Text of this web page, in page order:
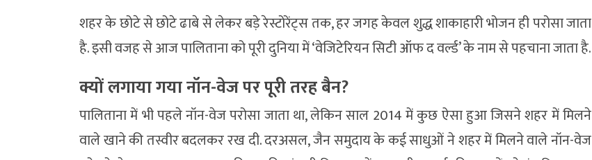
शहर के छोटे से छोटे ढाबे से लेकर बड़े रेस्टोरेंट्स तक, हर जगह केवल शुद्ध शाकाहारी भोजन ही परोसा जाता
है. इसी वजह से आज पालिताना को पूरी दुनिया में ‘वेजिटेरियन सिटी ऑफ द वर्ल्ड’ के नाम से पहचाना जाता है.
क्यों लगाया गया नॉन-वेज पर पूरी तरह बैन?
पालिताना में भी पहले नॉन-वेज परोसा जाता था, लेकिन साल 2014 में कुछ ऐसा हुआ जिसने शहर में मिलने
वाले खाने की तस्वीर बदलकर रख दी. दरअसल, जैन समुदाय के कई साधुओं ने शहर में मिलने वाले नॉन-वेज